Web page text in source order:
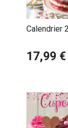
Calendrier
Pâtisseries
17,99 €